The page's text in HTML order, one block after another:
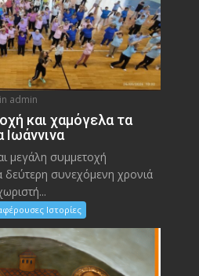
admin
και χαμόγελα τα
Ιωάννινα
μεγάλη συμμετοχή
δεύτερη συνεχόμενη χρονιά
Ιστορίες